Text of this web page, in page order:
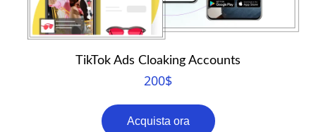
TikTok Ads Cloaking Accounts
200$
Acquista ora